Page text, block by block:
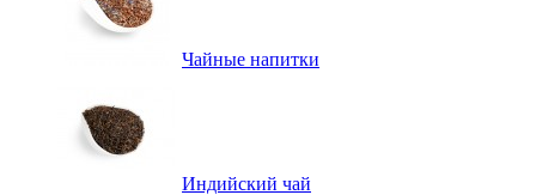
Чайные напитки
Индийский чай